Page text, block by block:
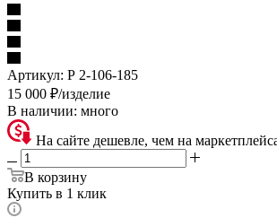
Артикул: Р 2-106-185
15 000 ₽/изделие
В наличии: много
На сайте дешевле, чем на
В корзину
Купить в 1 клик